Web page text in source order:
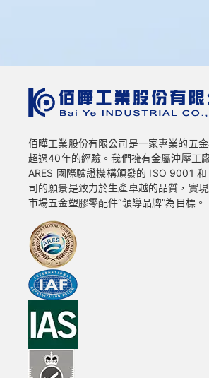
佰曄工業股份有限公司是一家專業的五
超過40年的經驗。我們擁有金屬沖壓工
ARES 國際驗證機構頒發的 ISO 9001
司的願景是致力於生產卓越的品質，實
市場五金塑膠零配件“領導品牌”為目標。